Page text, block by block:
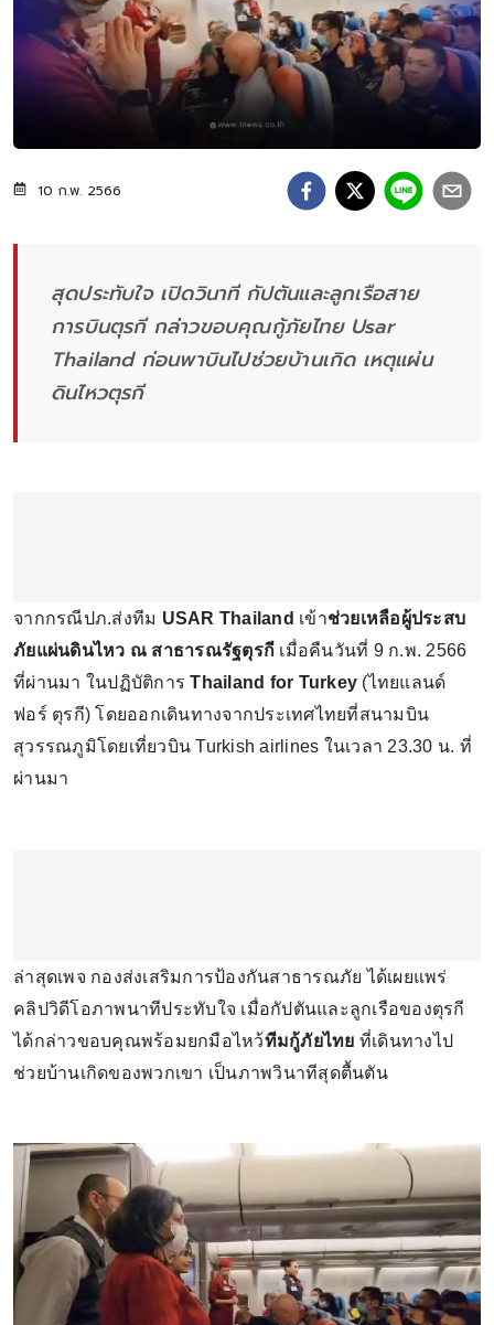
10 ก.พ. 2566
สุดประทับใจ เปิดวินาที กัปตันและลูกเรือสาย
การบินตุรกี กล่าวขอบคุณกู้ภัยไทย Usar
Thailand ก่อนพาบินไปช่วยบ้านเกิด เหตุแผ่น
ดินไหวตุรกี
จากกรณีปภ.ส่งทีม USAR Thailand เข้าช่วยเหลือผู้ประสบ
ภัยแผ่นดินไหว ณ สาธารณรัฐตุรกี เมื่อคืนวันที่ 9 ก.พ. 2566
ที่ผ่านมา ในปฏิบัติการThailand for Turkey (ไทยแลนด์
ฟอร์ ตุรกี) โดยออกเดินทางจากประเทศไทยที่สนามบิน
สุวรรณภูมิโดยเที่ยวบิน Turkish airlines ในเวลา 23.30 น. ที่
ผ่านมา
ล่าสุดเพจ กองส่งเสริมการป้องกันสาธารณภัย ได้เผยแพร่
คลิปวิดีโอภาพนาทีประทับใจ เมื่อกัปตันและลูกเรือของตุรกี
ได้กล่าวขอบคุณพร้อมยกมือไหว้ทีมกู้ภัยไทย ที่เดินทางไป
ช่วยบ้านเกิดของพวกเขา เป็นภาพวินาทีสุดตื้นตัน